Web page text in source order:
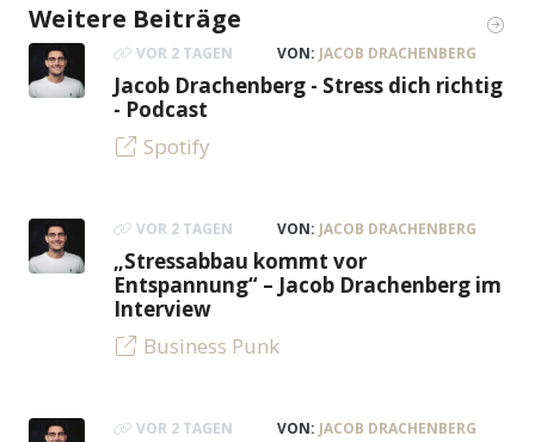
Weitere Beiträge
VOR 2 TAGEN VON: JACOB DRACHENBERG
Jacob Drachenberg - Stress dich richtig
- Podcast
Spotify
VOR 2 TAGEN VON: JACOB DRACHENBERG
„Stressabbau kommt vor
Entspannung“ – Jacob Drachenberg im
Interview
Business Punk
VOR 2 TAGEN VON: JACOB DRACHENBERG